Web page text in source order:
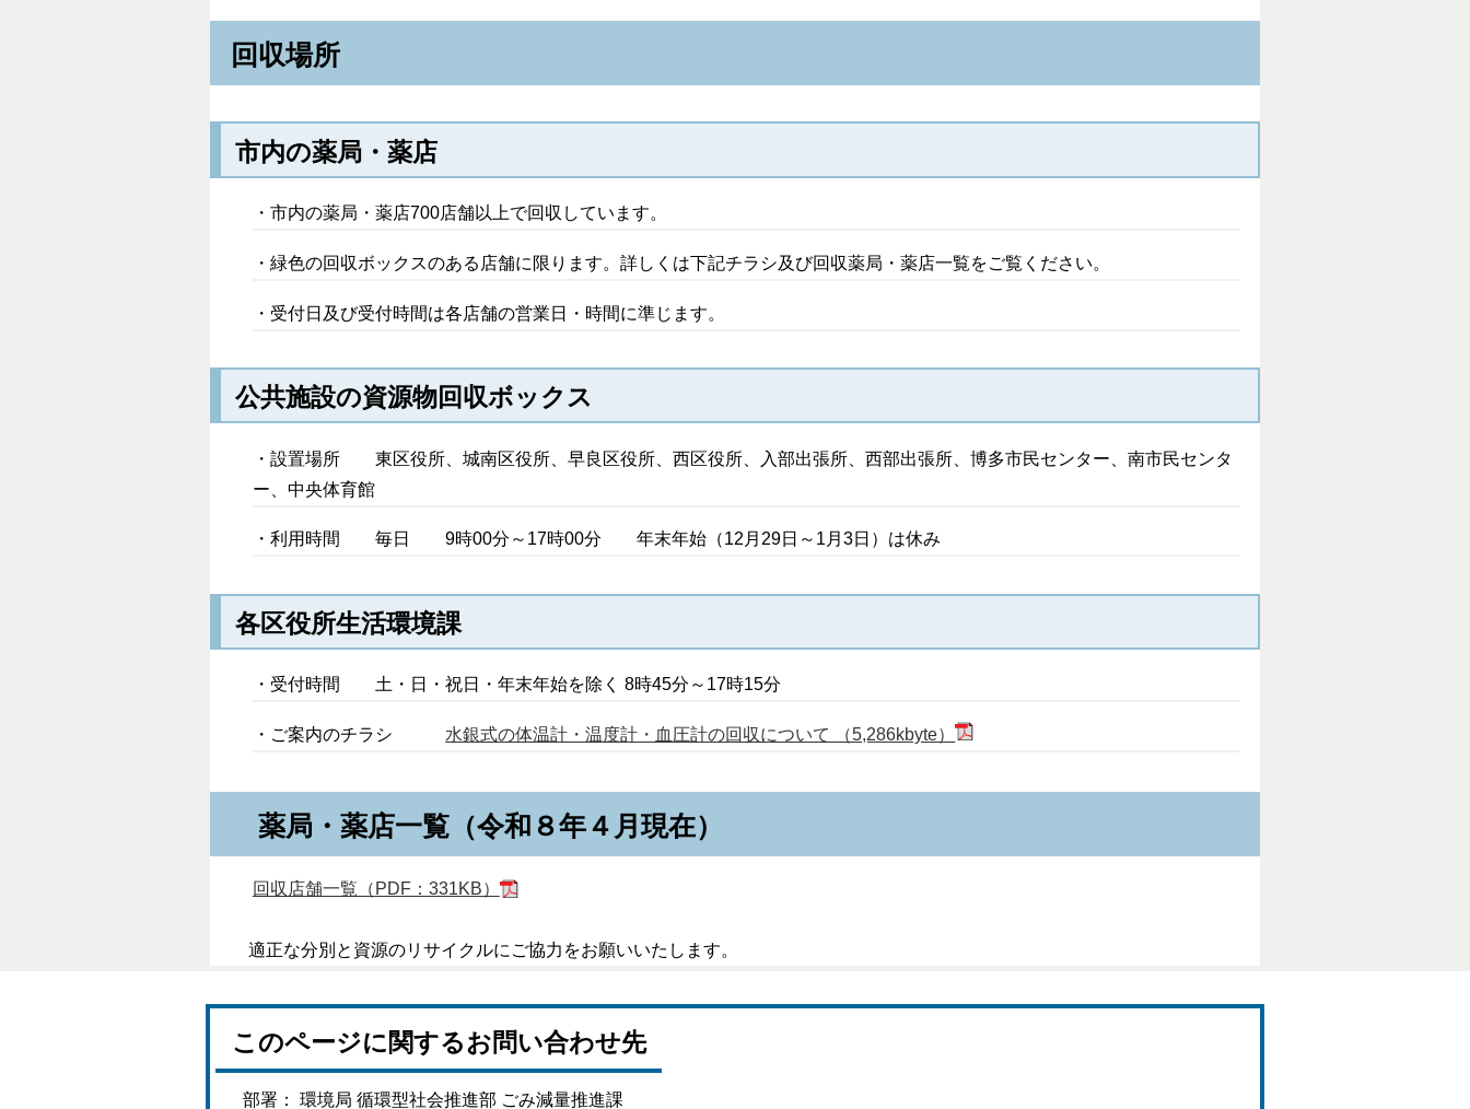
回収場所
市内の薬局・薬店
・市内の薬局・薬店700店舗以上で回収しています。
・緑色の回収ボックスのある店舗に限ります。詳しくは下記チラシ及び回収薬局・薬店一覧をご覧ください。
・受付日及び受付時間は各店舗の営業日・時間に準じます。
公共施設の資源物回収ボックス
・設置場所 東区役所、城南区役所、早良区役所、西区役所、入部出張所、西部出張所、博多市民センター、南市民センタ
ー、中央体育館
・利用時間 毎日 9時00分～17時00分 年末年始（12月29日～1月3日）は休み
各区役所生活環境課
・受付時間 土・日・祝日・年末年始を除く 8時45分～17時15分
・ご案内のチラシ 水銀式の体温計・温度計・血圧計の回収について （5,286kbyte）
薬局・薬店一覧（令和８年４月現在）
回収店舗一覧（PDF：331KB）
適正な分別と資源のリサイクルにご協力をお願いいたします。
このページに関するお問い合わせ先
部署： 環境局 循環型社会推進部 ごみ減量推進課